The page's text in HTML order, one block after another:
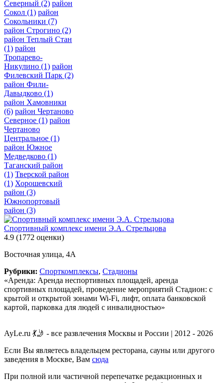
Северный (2) район
Сокол (1) район
Сокольники (7)
район Строгино (2)
район Теплый Стан
(1) район
Тропарево-
Никулино (1) район
Филевский Парк (2)
район Фили-
Давыдково (1)
район Хамовники
(6) район Чертаново
Северное (1) район
Чертаново
Центральное (1)
район Южное
Медведково (1)
Таганский район
(1) Тверской район
(1) Хорошевский
район (3)
Южнопортовый
район (3)
Спортивный комплекс имени Э.А. Стрельцова
4.9 (1772 оценки)
Восточная улица, 4А
Рубрики: Спорткомплексы, Стадионы
«Аренда: Аренда неспортивных площадей, аренда
спортивных площадей, проведение мероприятий Стадион: с
крытой и открытой зонами Wi-Fi, лифт, оплата банковской
картой, парковка для людей с инвалидностью»
AyLe.ru 💃🤳 - все развлечения Москвы и России | 2012 - 2026
Если Вы являетесь владельцем ресторана, сауны или другого
заведения в Москве, Вам сюда
При полной или частичной перепечатке редакционных и